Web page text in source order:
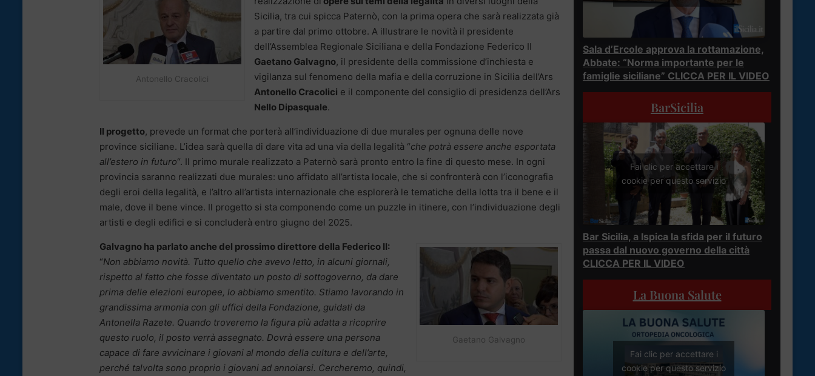
Antonello Cracolici
Sicilia, tra cui spicca Paternò, con la prima opera che sarà realizzata già
a partire dal primo ottobre. A illustrare le novità il presidente
dell’Assemblea Regionale Siciliana e della Fondazione Federico II
Gaetano Galvagno, il presidente della commissione d’inchiesta e
vigilanza sul fenomeno della mafia e della corruzione in Sicilia dell’Ars
Antonello Cracolici e il componente del consiglio di presidenza dell’Ars
Nello Dipasquale.
Il progetto, prevede un format che porterà all’individuazione di due murales per ognuna delle nove
province siciliane. L’idea sarà quella di dare vita ad una via della legalità “che potrà essere anche esportata
all’estero in futuro“. Il primo murale realizzato a Paternò sarà pronto entro la fine di questo mese. In ogni
provincia saranno realizzati due murales: uno affidato all’artista locale, che si confronterà con l’iconografia
degli eroi della legalità, e l’altro all’artista internazionale che esplorerà le tematiche della lotta tra il bene e il
male, dove il bene vince. Il progetto si sta componendo come un puzzle in itinere, con l’individuazione degli
artisti e degli edifici e si concluderà entro giugno del 2025.
Gaetano Galvagno
Galvagno ha parlato anche del prossimo direttore della Federico II:
“Non abbiamo novità. Tutto quello che avevo letto, in alcuni giornali,
rispetto al fatto che fosse diventato un posto di sottogoverno, da dare
prima delle elezioni europee, lo abbiamo smentito. Stiamo lavorando in
grandissima armonia con gli uffici della Fondazione, guidati da
Antonella Razete. Quando troveremo la figura più adatta a ricoprire
questo ruolo, il posto verrà assegnato. Dovrà essere una persona
capace di fare avvicinare i giovani al mondo della cultura e dell’arte,
perché talvolta sono proprio i giovani ad annoiarsi. Cercheremo, quindi,
Sala d’Ercole approva la rottamazione,
Abbate: “Norma importante per le
famiglie siciliane” CLICCA PER IL VIDEO
BarSicilia
Fai clic per accettare i
cookie per questo servizio
Bar Sicilia, a Ispica la sfida per il futuro
passa dal nuovo governo della città
CLICCA PER IL VIDEO
La Buona Salute
Fai clic per accettare i
cookie per questo servizio